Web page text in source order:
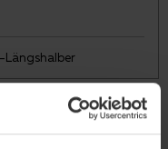
Längshalber